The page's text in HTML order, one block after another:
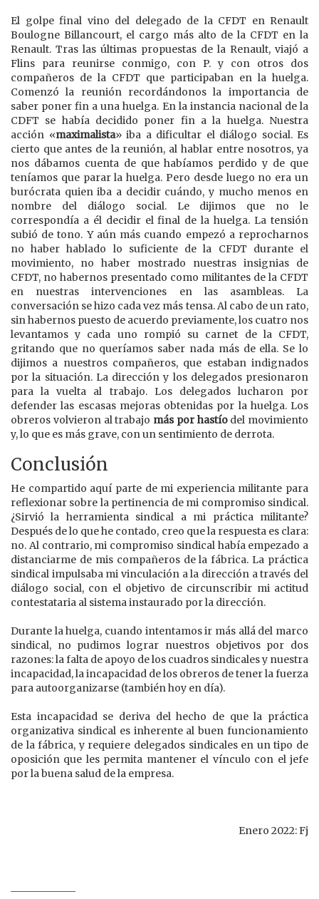
El golpe final vino del delegado de la CFDT en Renault
Boulogne Billancourt, el cargo más alto de la CFDT en la
Renault. Tras las últimas propuestas de la Renault, viajó a
Flins para reunirse conmigo, con P. y con otros dos
compañeros de la CFDT que participaban en la huelga.
Comenzó la reunión recordándonos la importancia de
saber poner fin a una huelga. En la instancia nacional de la
CDFT se había decidido poner fin a la huelga. Nuestra
acción «maximalista» iba a dificultar el diálogo social. Es
cierto que antes de la reunión, al hablar entre nosotros, ya
nos dábamos cuenta de que habíamos perdido y de que
teníamos que parar la huelga. Pero desde luego no era un
burócrata quien iba a decidir cuándo, y mucho menos en
nombre del diálogo social. Le dijimos que no le
correspondía a él decidir el final de la huelga. La tensión
subió de tono. Y aún más cuando empezó a reprocharnos
no haber hablado lo suficiente de la CFDT durante el
movimiento, no haber mostrado nuestras insignias de
CFDT, no habernos presentado como militantes de la CFDT
en nuestras intervenciones en las asambleas. La
conversación se hizo cada vez más tensa. Al cabo de un rato,
sin habernos puesto de acuerdo previamente, los cuatro nos
levantamos y cada uno rompió su carnet de la CFDT,
gritando que no queríamos saber nada más de ella. Se lo
dijimos a nuestros compañeros, que estaban indignados
por la situación. La dirección y los delegados presionaron
para la vuelta al trabajo. Los delegados lucharon por
defender las escasas mejoras obtenidas por la huelga. Los
obreros volvieron al trabajo más por hastío del movimiento
y, lo que es más grave, con un sentimiento de derrota.
Conclusión
He compartido aquí parte de mi experiencia militante para
reflexionar sobre la pertinencia de mi compromiso sindical.
¿Sirvió la herramienta sindical a mi práctica militante?
Después de lo que he contado, creo que la respuesta es clara:
no. Al contrario, mi compromiso sindical había empezado a
distanciarme de mis compañeros de la fábrica. La práctica
sindical impulsaba mi vinculación a la dirección a través del
diálogo social, con el objetivo de circunscribir mi actitud
contestataria al sistema instaurado por la dirección.
Durante la huelga, cuando intentamos ir más allá del marco
sindical, no pudimos lograr nuestros objetivos por dos
razones: la falta de apoyo de los cuadros sindicales y nuestra
incapacidad, la incapacidad de los obreros de tener la fuerza
para autoorganizarse (también hoy en día).
Esta incapacidad se deriva del hecho de que la práctica
organizativa sindical es inherente al buen funcionamiento
de la fábrica, y requiere delegados sindicales en un tipo de
oposición que les permita mantener el vínculo con el jefe
por la buena salud de la empresa.
Enero 2022: Fj